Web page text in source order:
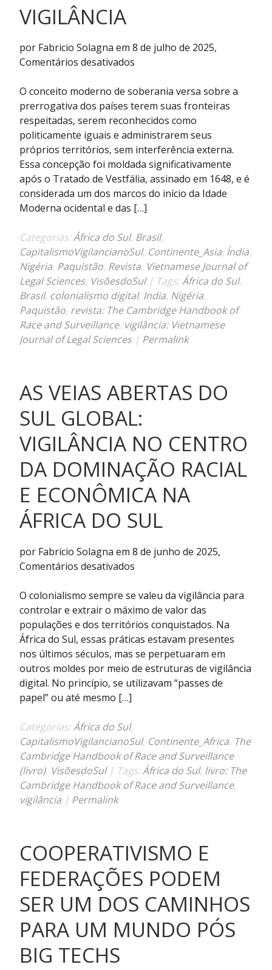
VIGILÂNCIA
por Fabricio Solagna em 8 de julho de 2025,
Comentários desativados
Digital
na
Índia
e
no
Paquistão
e
o
embate
soberania
e
vigilância
O conceito moderno de soberania versa sobre a
prerrogativa dos países terem suas fronteiras
respeitadas, serem reconhecidos como
politicamente iguais e administrarem seus
próprios territórios, sem interferência externa.
Essa concepção foi moldada significativamente
após o Tratado de Vestfália, assinado em 1648, e é
considerada um dos marcos do início da Idade
Moderna ocidental e das […]
Categorias:África do Sul, Brasil,
CapitalismoVigilancianoSul, Continente_Asia, Índia,
Nigéria, Paquistão, Revista, Vietnamese Journal of
Legal Sciences, VisõesdoSul | Tags:África do Sul,
Brasil, colonialismo digital, India, Nigéria,
Paquistão, revista: The Cambridge Handbook of
Race and Surveillance, vigilância: Vietnamese
Journal of Legal Sciences | Permalink
AS VEIAS ABERTAS DO
SUL GLOBAL:
VIGILÂNCIA NO CENTRO
DA DOMINAÇÃO RACIAL
E ECONÔMICA NA
ÁFRICA DO SUL
por Fabricio Solagna em 8 de junho de 2025,
Comentários desativados
veias
abertas
do
Sul
Global:
vigilância
no
racial
e
econômica
na
O colonialismo sempre se valeu da vigilância para
controlar e extrair o máximo de valor das
populações e dos territórios conquistados. Na
África do Sul, essas práticas estavam presentes
nos últimos séculos, mas se perpetuaram em
outros moldes por meio de estruturas de vigilância
digital. No princípio, se utilizavam “passes de
papel” ou até mesmo […]
Categorias:África do Sul,
CapitalismoVigilancianoSul, Continente_Africa, The
Cambridge Handbook of Race and Surveillance
(livro), VisõesdoSul | Tags:África do Sul, livro: The
Cambridge Handbook of Race and Surveillance,
vigilância | Permalink
COOPERATIVISMO E
FEDERAÇÕES PODEM
SER UM DOS CAMINHOS
PARA UM MUNDO PÓS
BIG TECHS